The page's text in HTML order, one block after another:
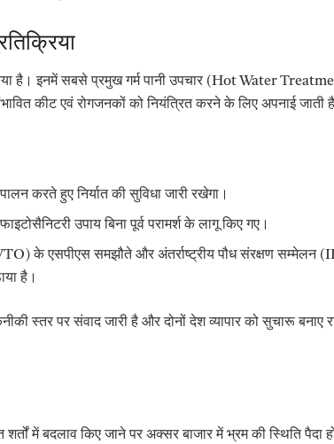
है। इनमें सबसे प्रमुखगर्म पानी उपचार (Hot Water
कीट एवं रोगजनकों को नियंत्रित करने के लिए अपनाई जाती
करते हुए निर्यात की सुविधा जारी रखेगा।
उपाय बिना पूर्व परामर्श के लागू किए गए।
के एसपीएस समझौते औरअंतर्राष्ट्रीय पौध संरक्षण सम्मेलन (
है।
स्तर पर संवाद जारी है और दोनों देश व्यापार को सुचारू बनाए
शर्तों में बदलाव किए जाने पर अक्सर बाजार में भ्रम की स्थिति पैदा